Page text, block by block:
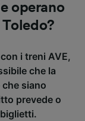
operano
i treni AVE,
che la
siano
prevede o